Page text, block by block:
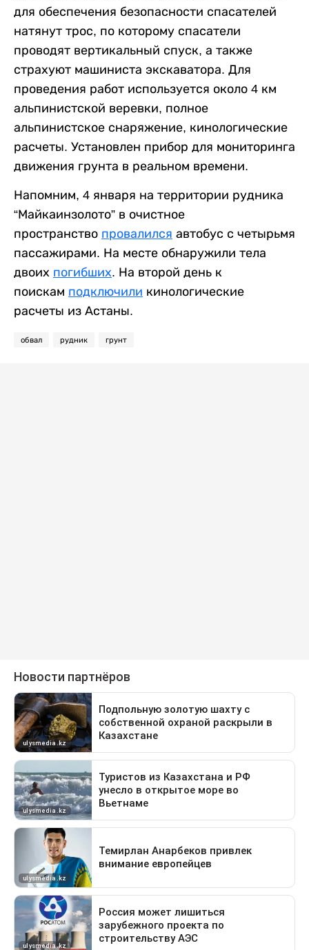
для обеспечения безопасности спасателей
натянут трос, по которому спасатели
проводят вертикальный спуск, а также
страхуют машиниста экскаватора. Для
проведения работ используется около 4 км
альпинистской веревки, полное
альпинистское снаряжение, кинологические
расчеты. Установлен прибор для мониторинга
движения грунта в реальном времени.
Напомним, 4 января на территории рудника
“Майкаинзолото” в очистное
пространство провалился автобус с четырьмя
пассажирами. На месте обнаружили тела
двоих погибших. На второй день к
поискам подключили кинологические
расчеты из Астаны.
обвал рудник грунт